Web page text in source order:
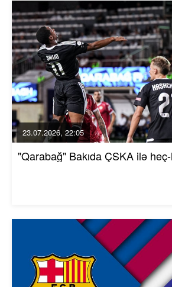
23.07.2026, 22:05
"Qarabağ" Bakıda ÇSKA ilə